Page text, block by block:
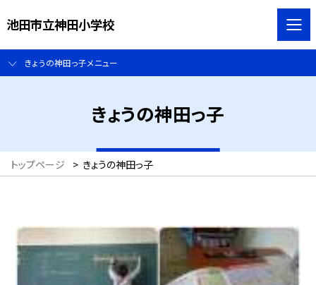
池田市立神田小学校
きょうの神田っ子メニュー
きょうの神田っ子
トップページ > きょうの神田っ子